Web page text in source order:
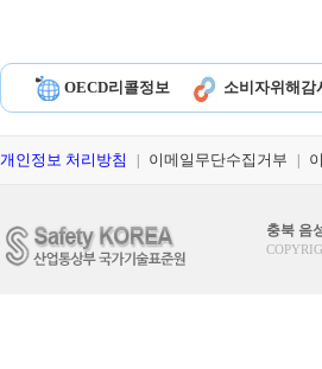
OECD리콜정보 소비자위해감
개인정보 처리방침 이메일무단수집거부
충북 음